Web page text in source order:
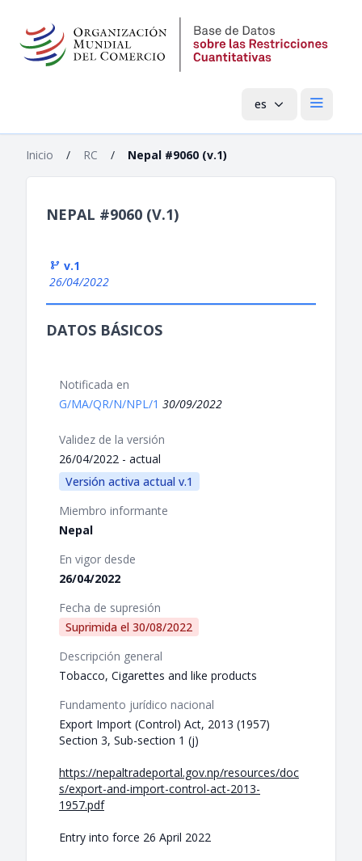
es Menú
Inicio / RC / Nepal #9060 (v.1)
NEPAL #9060 (V.1)
v.1
26/04/2022
DATOS BÁSICOS
Notificada en
G/MA/QR/N/NPL/1 30/09/2022
Validez de la versión
26/04/2022 - actual
Versión activa actual v.1
Miembro informante
Nepal
En vigor desde
26/04/2022
Fecha de supresión
Suprimida el 30/08/2022
Descripción general
Tobacco, Cigarettes and like products
Fundamento jurídico nacional
Export Import (Control) Act, 2013 (1957)
Section 3, Sub-section 1 (j)
https://nepaltradeportal.gov.np/resources/doc
s/export-and-import-control-act-2013-
1957.pdf
Entry into force 26 April 2022